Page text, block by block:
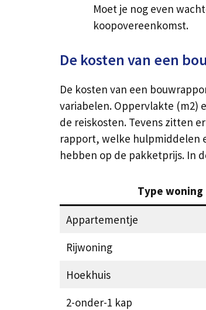
Moet je nog even
koopovereenkomst.
De kosten van een
De kosten van een
variabelen. Oppervlakte (m2)
de reiskosten. Tevens zitten
rapport, welke hulpmiddelen
hebben op de pakketprijs. In
Type woning
Appartementje
Rijwoning
Hoekhuis
2-onder-1 kap